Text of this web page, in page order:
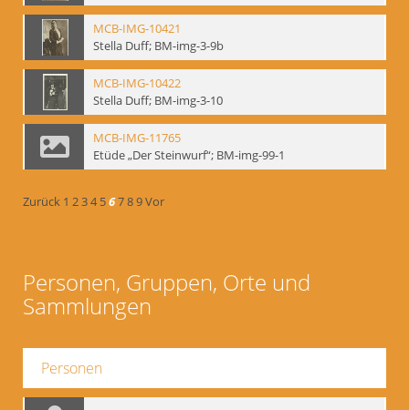
MCB-IMG-10421
Stella Duff; BM-img-3-9b
MCB-IMG-10422
Stella Duff; BM-img-3-10
MCB-IMG-11765
Etüde „Der Steinwurf“; BM-img-99-1
Zurück 1 234 56789Vor
Personen, Gruppen, Orte und
Sammlungen
Personen